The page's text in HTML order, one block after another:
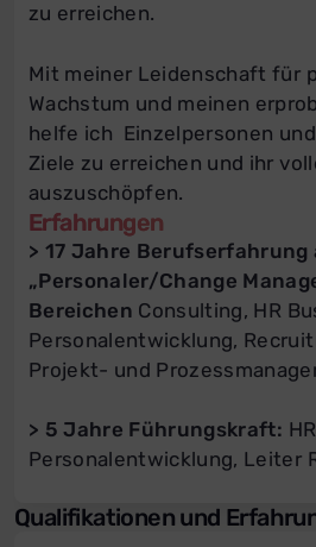
zu erreichen.
Mit meiner Leidenschaft für
Wachstum und meinen
helfe ich Einzelpersonen
Ziele zu erreichen und ihr
auszuschöpfen.
Erfahrungen
> 17 Jahre Berufserfahrung
„Personaler/Change
Bereichen Consulting, HR
Personalentwicklung,
Projekt- und
> 5 Jahre Führungskraft:
Personalentwicklung, Leiter
Qualifikationen und